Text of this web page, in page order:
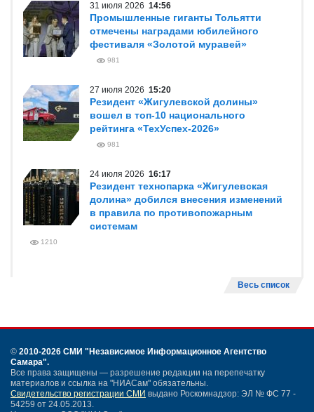
31 июля 2026 14:56
Промышленные гиганты Тольятти
отмечены наградами юбилейного
фестиваля «Золотой муравей»
981
27 июля 2026 15:20
Резидент «Жигулевской долины»
вошел в топ-10 национального
рейтинга «ТехУспех-2026»
981
24 июля 2026 16:17
Резидент технопарка «Жигулевская
долина» добился внесения изменений
в правила по противопожарным
системам
1210
Весь список
© 2010-2026 СМИ "Независимое Информационное Агентство
Самара".
Все права защищены — разрешение редакции на перепечатку
материалов и ссылка на "НИАСам" обязательны.
Свидетельство регистрации СМИ выдано Роскомнадзор: ЭЛ № ФС 77 -
54259 от 24.05.2013.